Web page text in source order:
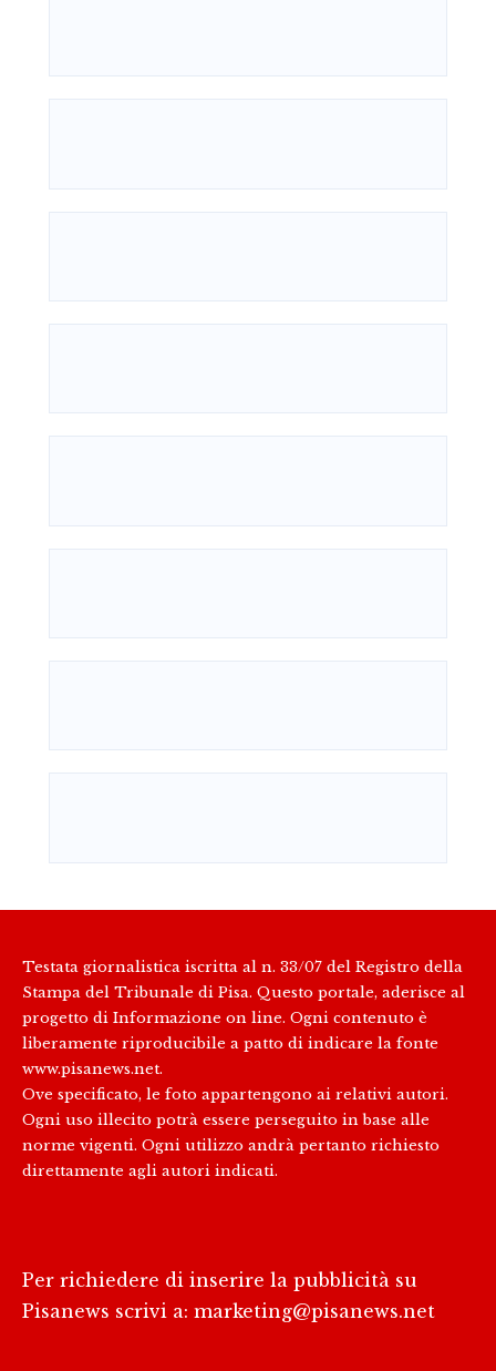
Testata giornalistica iscritta al n. 33/07 del Registro della
Stampa del Tribunale di Pisa. Questo portale, aderisce al
progetto di Informazione on line. Ogni contenuto è
liberamente riproducibile a patto di indicare la fonte
www.pisanews.net.
Ove specificato, le foto appartengono ai relativi autori.
Ogni uso illecito potrà essere perseguito in base alle
norme vigenti. Ogni utilizzo andrà pertanto richiesto
direttamente agli autori indicati.
Per richiedere di inserire la pubblicità su
Pisanews scrivi a: marketing@pisanews.net